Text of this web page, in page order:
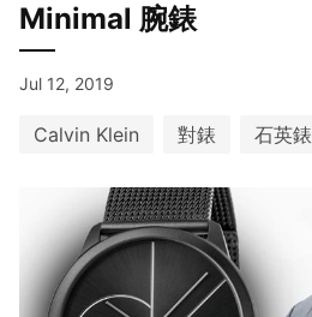
Minimal 腕錶
Jul 12, 2019
Calvin Klein 對錶 石英錶